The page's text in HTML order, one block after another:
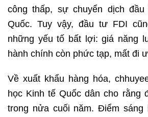
công thấp, sự chuyển dịch
Quốc. Tuy vậy, đầu tư FDI
những yếu tố bất lợi: giá năng
hành chính còn phức tạp, mất đi
Về xuất khẩu hàng hóa,
học Kinh tế Quốc dân cho rằng
trong nửa cuối năm. Điểm sáng